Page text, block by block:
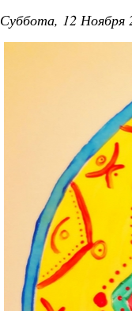
Суббота, 12 Ноября